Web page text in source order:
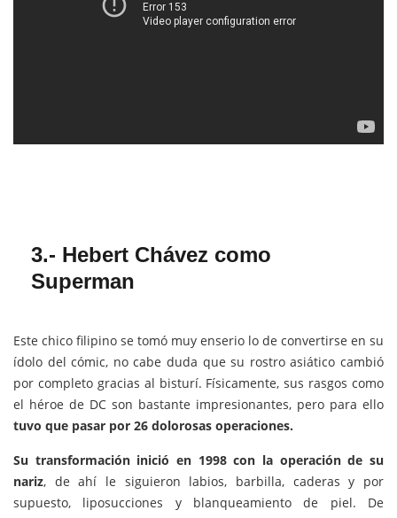
3.- Hebert Chávez como
Superman
Este chico filipino se tomó muy enserio lo de convertirse en su
ídolo del cómic, no cabe duda que su rostro asiático cambió
por completo gracias al bisturí. Físicamente, sus rasgos como
el héroe de DC son bastante impresionantes, pero para ello
tuvo que pasar por 26 dolorosas operaciones.
Su transformación inició en 1998 con la operación de su
nariz, de ahí le siguieron labios, barbilla, caderas y por
supuesto, liposucciones y blanqueamiento de piel. De